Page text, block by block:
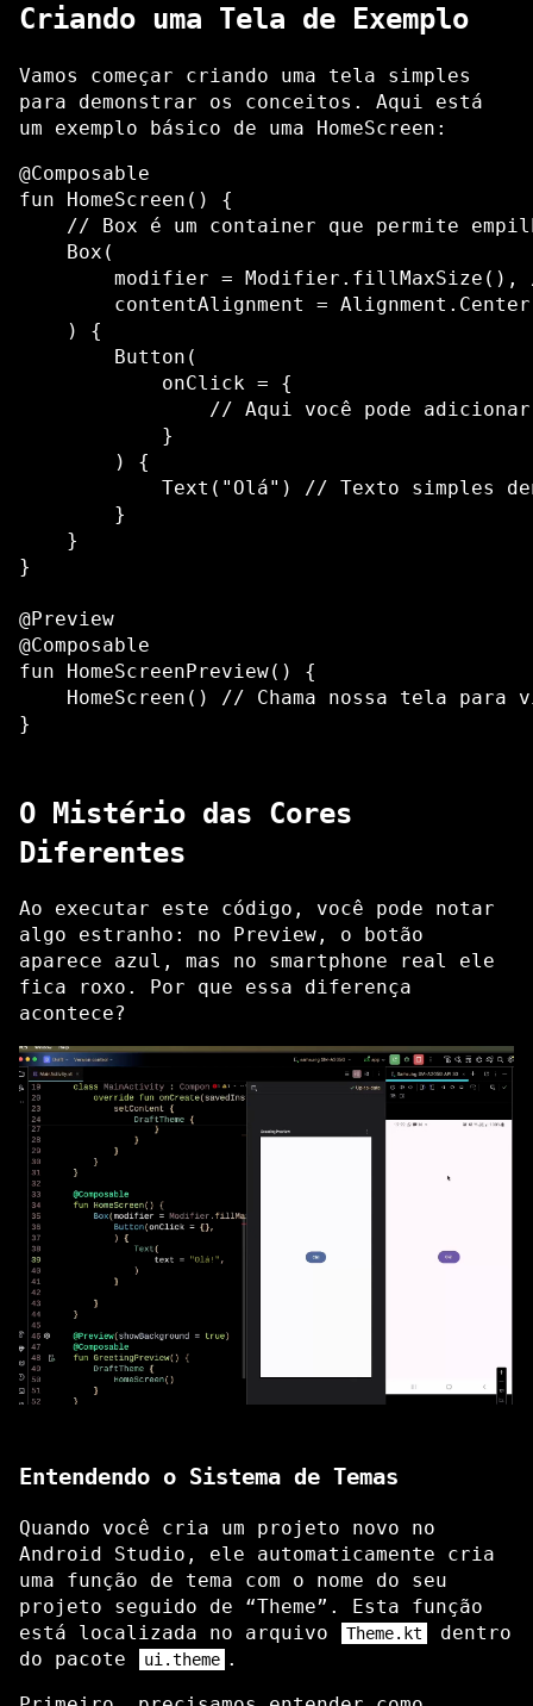
Criando uma Tela de Exemplo
Vamos começar criando uma tela simples
para demonstrar os conceitos. Aqui está
um exemplo básico de uma HomeScreen:
@Composable
fun HomeScreen() {
// Box é um container que permite
    Box(
modifier = Modifier.fillMaxSize(),
contentAlignment =
    ) {
        Button(
            onClick = {
// Aqui você pode
            }
        ) {
Text("Olá") // Texto simples
        }
    }
}
@Preview
@Composable
fun HomeScreenPreview() {
HomeScreen() // Chama nossa tela para
O Mistério das Cores
Diferentes
Ao executar este código, você pode notar
algo estranho: no Preview, o botão
aparece azul, mas no smartphone real ele
fica roxo. Por que essa diferença
acontece?
Entendendo o Sistema de Temas
Quando você cria um projeto novo no
Android Studio, ele automaticamente cria
uma função de tema com o nome do seu
projeto seguido de “Theme”. Esta função
está localizada no arquivo
Theme.kt
dentro
do pacote
ui.theme .